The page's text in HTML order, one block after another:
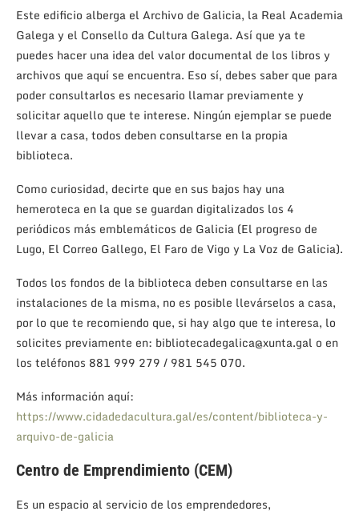
Este edificio alberga el Archivo de Galicia, la Real Academia
Galega y el Consello da Cultura Galega. Así que ya te
puedes hacer una idea del valor documental de los libros y
archivos que aquí se encuentra. Eso sí, debes saber que para
poder consultarlos es necesario llamar previamente y
solicitar aquello que te interese. Ningún ejemplar se puede
llevar a casa, todos deben consultarse en la propia
biblioteca.
Como curiosidad, decirte que en sus bajos hay una
hemeroteca en la que se guardan digitalizados los 4
periódicos más emblemáticos de Galicia (El progreso de
Lugo, El Correo Gallego, El Faro de Vigo y La Voz de Galicia).
Todos los fondos de la biblioteca deben consultarse en las
instalaciones de la misma, no es posible llevárselos a casa,
por lo que te recomiendo que, si hay algo que te interesa, lo
solicites previamente en: bibliotecadegalica@xunta.gal o en
los teléfonos 881 999 279 / 981 545 070.
Más información aquí:
https://www.cidadedacultura.gal/es/content/biblioteca-y-
arquivo-de-galicia
Centro de Emprendimiento (CEM)
Es un espacio al servicio de los emprendedores,